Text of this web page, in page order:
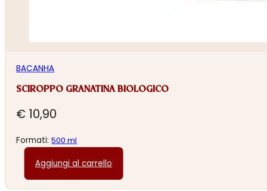
BACANHA
SCIROPPO GRANATINA BIOLOGICO
€ 10,90
Formati:500 ml
Aggiungi al carrello